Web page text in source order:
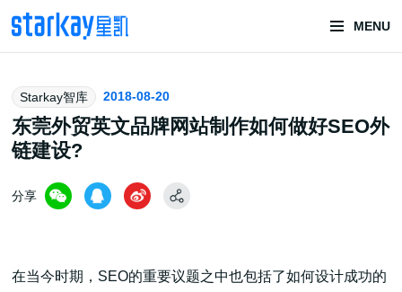
MENU
头部潮玩
技术服务商
Starkay智库 2018-08-20
东莞外贸英文品牌网站制作如何做好SEO外
链建设?
分享
在当今时期，SEO的重要议题之中也包括了如何设计成功的